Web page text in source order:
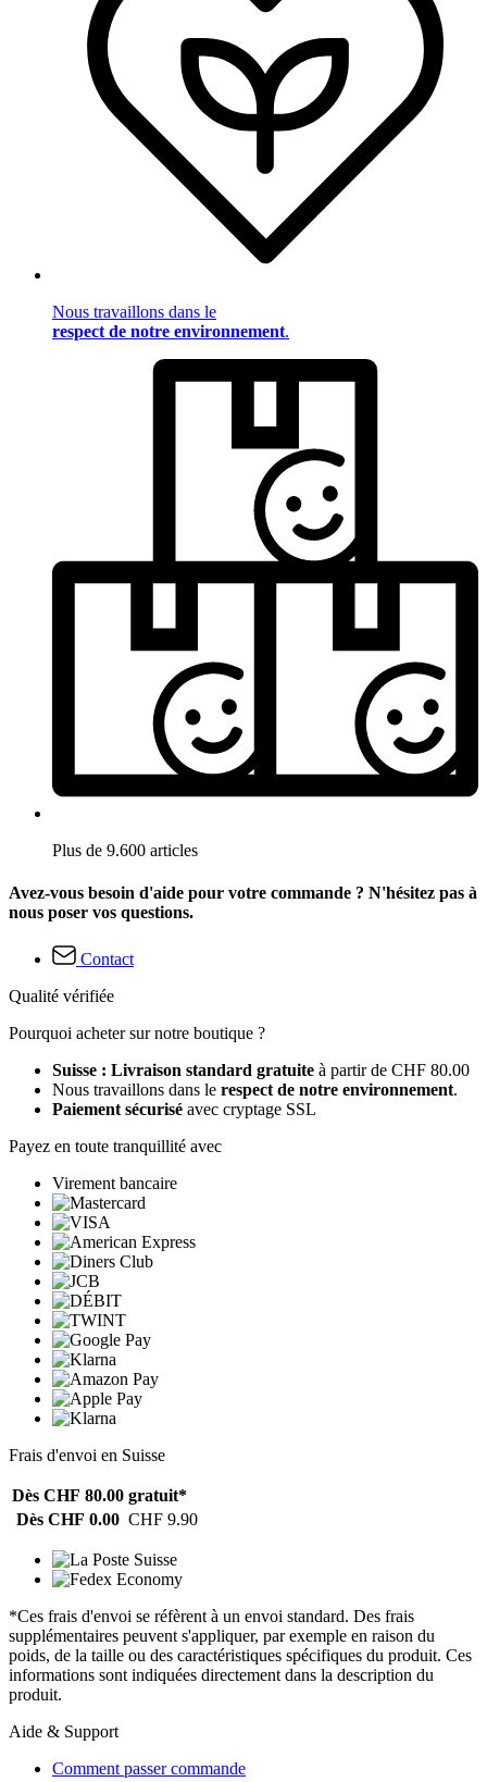
Nous travaillons dans le
respect de notre environnement.
Plus de 9.600 articles
Avez-vous besoin d'aide pour votre commande ? N'hésitez pas à
nous poser vos questions.
Contact
Qualité vérifiée
Pourquoi acheter sur notre boutique ?
Suisse : Livraison standard gratuite à partir de CHF 80.00
Nous travaillons dans le respect de notre environnement.
Paiement sécurisé avec cryptage SSL
Payez en toute tranquillité avec
Virement bancaire
Frais d'envoi en Suisse
Dès CHF 80.00 gratuit*
Dès CHF 0.00 CHF 9.90
*Ces frais d'envoi se réfèrent à un envoi standard. Des frais
supplémentaires peuvent s'appliquer, par exemple en raison du
poids, de la taille ou des caractéristiques spécifiques du produit. Ces
informations sont indiquées directement dans la description du
produit.
Aide & Support
Comment passer commande